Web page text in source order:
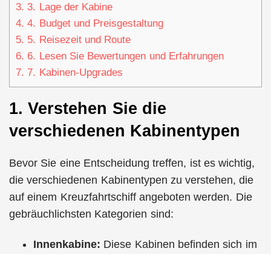
3. 3. Lage der Kabine
4. 4. Budget und Preisgestaltung
5. 5. Reisezeit und Route
6. 6. Lesen Sie Bewertungen und Erfahrungen
7. 7. Kabinen-Upgrades
1. Verstehen Sie die
verschiedenen Kabinentypen
Bevor Sie eine Entscheidung treffen, ist es wichtig,
die verschiedenen Kabinentypen zu verstehen, die
auf einem Kreuzfahrtschiff angeboten werden. Die
gebräuchlichsten Kategorien sind:
Innenkabine: Diese Kabinen befinden sich im